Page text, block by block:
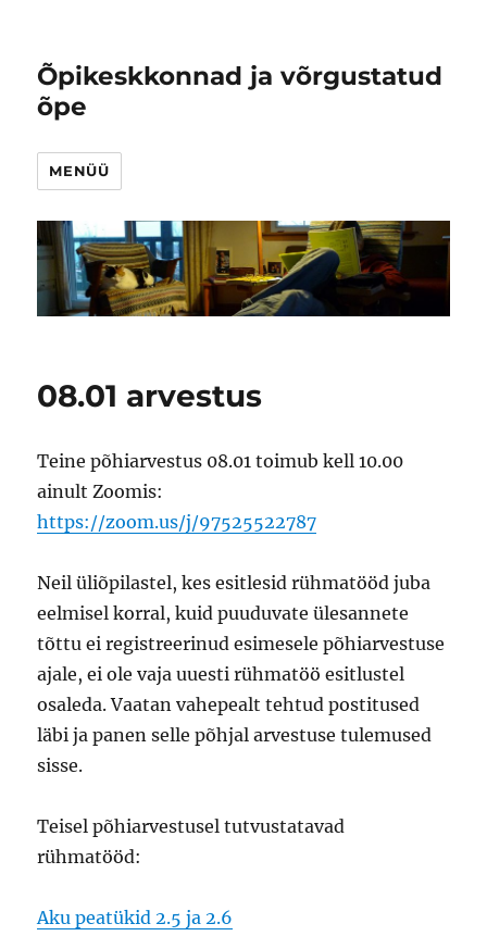
Õpikeskkonnad ja võrgustatud
õpe
MENÜÜ
08.01 arvestus
Teine põhiarvestus 08.01 toimub kell 10.00
ainult Zoomis:
https://zoom.us/j/97525522787
Neil üliõpilastel, kes esitlesid rühmatööd juba
eelmisel korral, kuid puuduvate ülesannete
tõttu ei registreerinud esimesele põhiarvestuse
ajale, ei ole vaja uuesti rühmatöö esitlustel
osaleda. Vaatan vahepealt tehtud postitused
läbi ja panen selle põhjal arvestuse tulemused
sisse.
Teisel põhiarvestusel tutvustatavad
rühmatööd:
Aku peatükid 2.5 ja 2.6